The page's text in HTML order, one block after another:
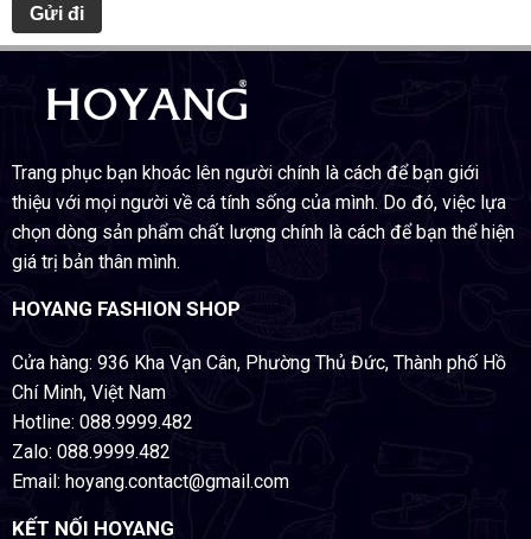
Trang phục bạn khoác lên người chính là cách để bạn giới
thiệu với mọi người về cá tính sống của mình. Do đó, việc lựa
chọn dòng sản phẩm chất lượng chính là cách để bạn thể hiện
giá trị bản thân mình.
HOYANG FASHION SHOP
Cửa hàng: 936 Kha Vạn Cân, Phường Thủ Đức, Thành phố Hồ
Chí Minh, Việt Nam
Hotline: 088.9999.482
Zalo: 088.9999.482
Email: hoyang.contact@gmail.com
KẾT NỐI HOYANG